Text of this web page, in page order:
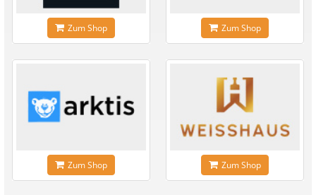
Zum Shop Zum Shop
Zum Shop Zum Shop